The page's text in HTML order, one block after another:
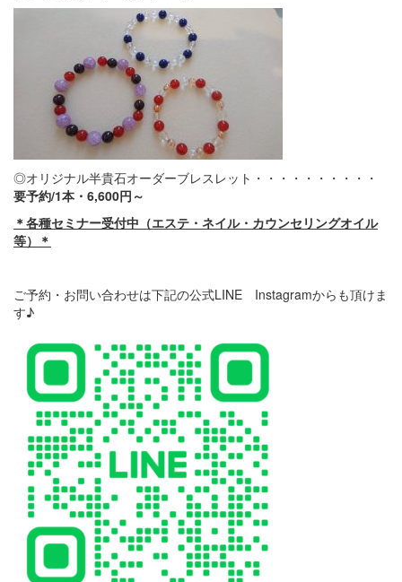
◎オリジナル半貴石オーダーブレスレット・・・・・・・・・・
要予約/1本・6,600円～
＊各種セミナー受付中（エステ・ネイル・カウンセリングオイル
等）＊
ご予約・お問い合わせは下記の公式LINE Instagramからも頂けま
す♪